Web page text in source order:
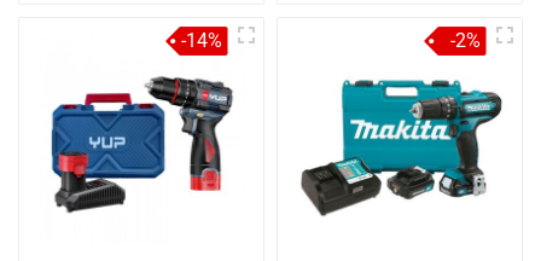
-14% -2%